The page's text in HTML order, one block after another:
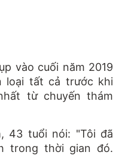
vào cuối năm 2019
loại tất cả trước khi
từ chuyến thám
43 tuổi nói: "Tôi đã
trong thời gian đó.